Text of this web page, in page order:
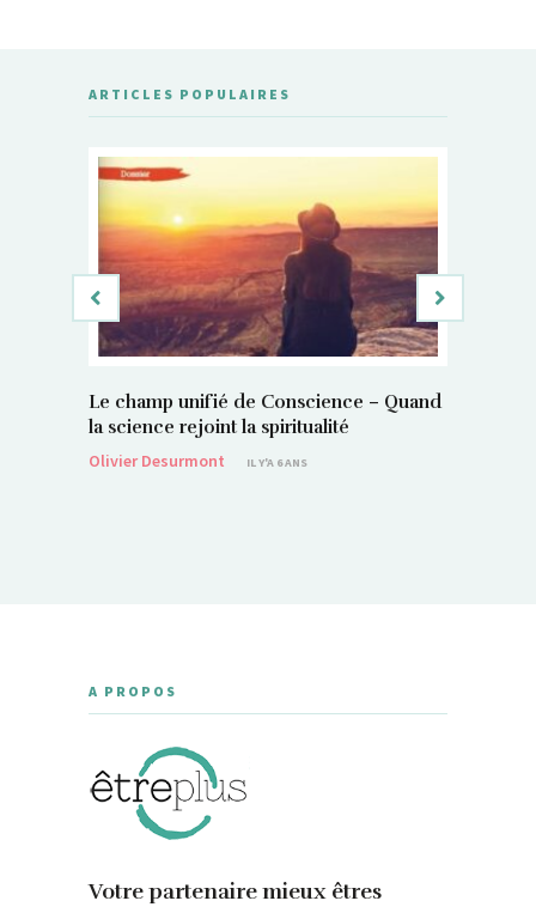
ARTICLES POPULAIRES
Le champ unifié de Conscience – Quand
la science rejoint la spiritualité
Olivier Desurmont
IL Y'A 6 ANS
A PROPOS
Votre partenaire mieux êtres